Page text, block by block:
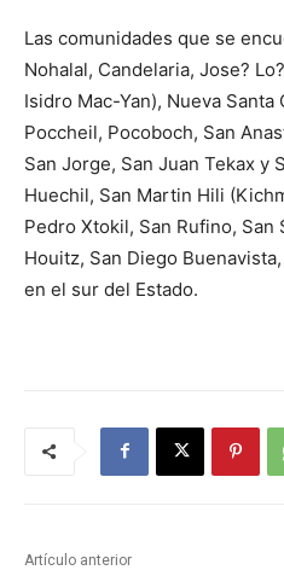
Las comunidades que se
Nohalal, Candelaria, Jose?
Isidro Mac-Yan), Nueva Santa
Poccheil, Pocoboch, San
San Jorge, San Juan Tekax y
Huechil, San Martin Hili
Pedro Xtokil, San Rufino, San
Houitz, San Diego
en el sur del Estado.
Artículo anterior